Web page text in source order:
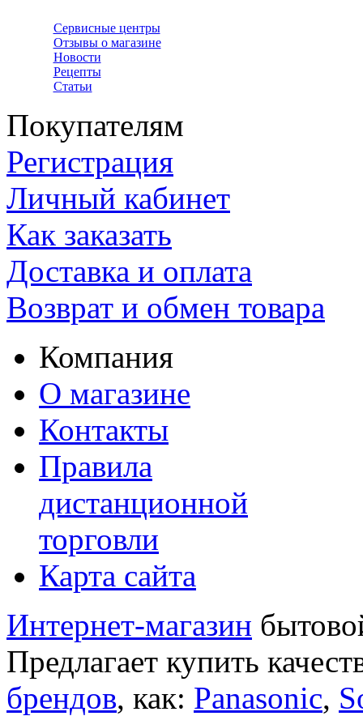
Сервисные центры
Отзывы о магазине
Новости
Рецепты
Статьи
Покупателям
Регистрация
Личный кабинет
Как заказать
Доставка и оплата
Возврат и обмен товара
Компания
О магазине
Контакты
Правила
дистанционной
торговли
Карта сайта
Интернет-магазин
Предлагает купить
брендов, как: Panasonic,